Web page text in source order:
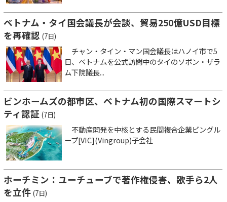
ベトナム・タイ国会議長が会談、貿易250億USD目標
を再確認 (7日)
チャン・タイン・マン国会議長はハノイ市で5
日、ベトナムを公式訪問中のタイのソポン・ザラ
ム下院議長...
ビンホームズの都市区、ベトナム初の国際スマートシ
ティ認証 (7日)
不動産開発を中核とする民間複合企業ビングル
ープ[VIC](Vingroup)子会社
ホーチミン：ユーチューブで著作権侵害、歌手ら2人
を立件 (7日)